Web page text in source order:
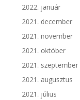
2022. január
2021. december
2021. november
2021. október
2021. szeptember
2021. augusztus
2021. július